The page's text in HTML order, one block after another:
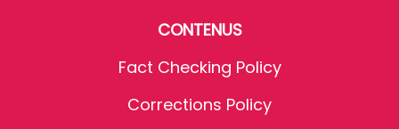
CONTENUS
Fact Checking Policy
Corrections Policy